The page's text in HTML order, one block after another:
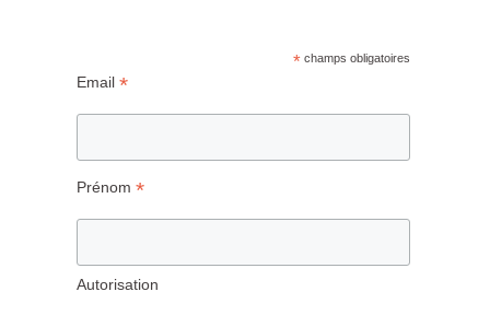
* champs obligatoires
Email *
Prénom *
Autorisation